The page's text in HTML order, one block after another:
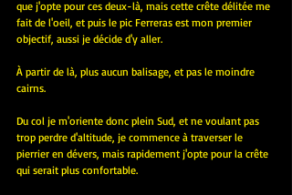
que j'opte pour ces deux-là, mais cette crête délitée me
fait de l'oeil, et puis le pic Ferreras est mon premier
objectif, aussi je décide d'y aller.
À partir de là, plus aucun balisage, et pas le moindre
cairns.
Du col je m'oriente donc plein Sud, et ne voulant pas
trop perdre d'altitude, je commence à traverser le
pierrier en dévers, mais rapidement j'opte pour la crête
qui serait plus confortable.